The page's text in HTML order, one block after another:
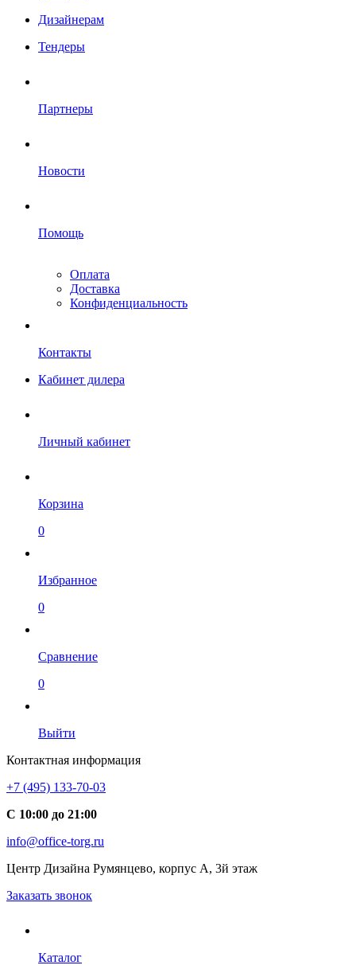
Дизайнерам
Тендеры
Партнеры
Новости
Помощь
Оплата
Доставка
Конфиденциальность
Контакты
Кабинет дилера
Личный кабинет
Корзина
0
Избранное
0
Сравнение
0
Выйти
Контактная информация
+7 (495) 133-70-03
С 10:00 до 21:00
info@office-torg.ru
Центр Дизайна Румянцево, корпус А, 3й этаж
Заказать звонок
Каталог